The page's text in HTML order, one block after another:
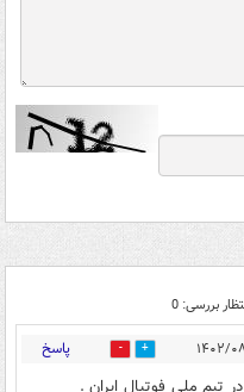
بررسی: 0
0 پاسخ
تیم ملی فوتبال ایران .